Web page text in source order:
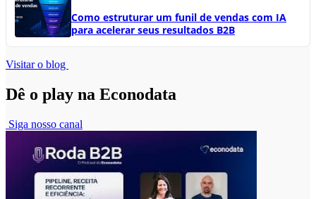
Como estruturar um funil de vendas com IA
para acelerar seus resultados B2B
Visitar o blog
Dê o play na Econodata
Siga nosso canal